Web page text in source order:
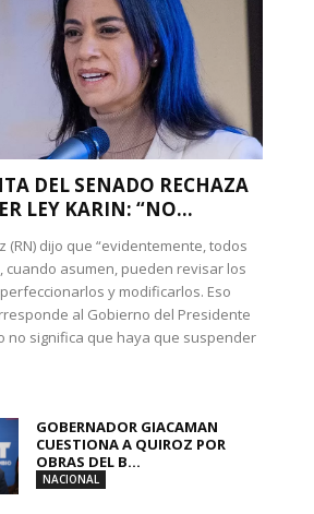
DEL SENADO RECHAZA
LEY KARIN: “NO...
(RN) dijo que “evidentemente, todos
cuando asumen, pueden revisar los
y modificarlos. Eso
al Gobierno del Presidente
no significa que haya que suspender
GOBERNADOR GIACAMAN
CUESTIONA A QUIROZ POR
OBRAS DEL B...
NACIONAL